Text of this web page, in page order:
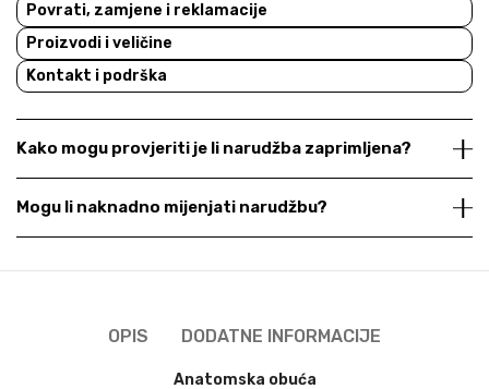
Povrati, zamjene i reklamacije
Proizvodi i veličine
Kontakt i podrška
Kako mogu provjeriti je li narudžba zaprimljena?
Mogu li naknadno mijenjati narudžbu?
OPIS DODATNE INFORMACIJE
Anatomska obuća